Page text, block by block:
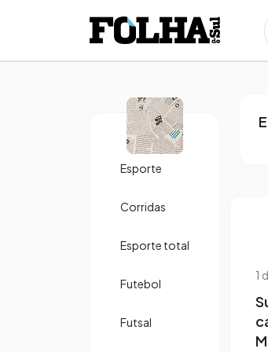
Esporte
Corridas
Esporte total
Futebol
Futsal
1